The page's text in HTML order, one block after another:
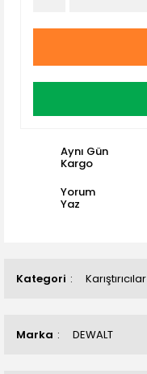
Kategori Karıştırıcılar
Marka DEWALT
Aynı Gün
Kargo
Yorum
Yaz